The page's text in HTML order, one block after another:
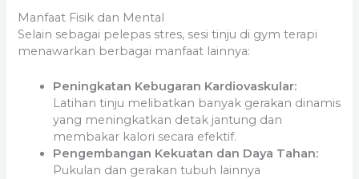
Manfaat Fisik dan Mental
Selain sebagai pelepas stres, sesi tinju di gym terapi
menawarkan berbagai manfaat lainnya:
Peningkatan Kebugaran Kardiovaskular:
Latihan tinju melibatkan banyak gerakan dinamis
yang meningkatkan detak jantung dan
membakar kalori secara efektif.
Pengembangan Kekuatan dan Daya Tahan:
Pukulan dan gerakan tubuh lainnya